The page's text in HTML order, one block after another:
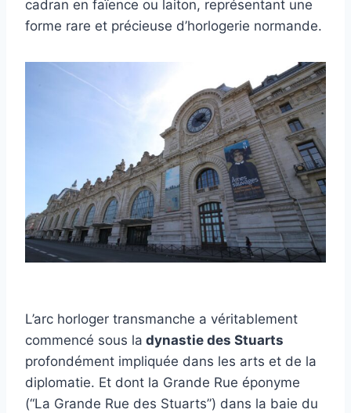
cadran en faïence ou laiton, représentant une
forme rare et précieuse d’horlogerie normande.
L’arc horloger transmanche a véritablement
commencé sous la dynastie des Stuarts
profondément impliquée dans les arts et de la
diplomatie. Et dont la Grande Rue éponyme
(“La Grande Rue des Stuarts”) dans la baie du